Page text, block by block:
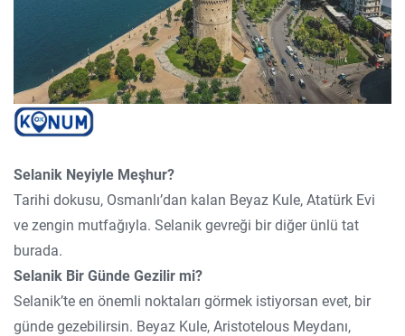
Selanik Neyiyle Meşhur?
Tarihi dokusu, Osmanlı’dan kalan Beyaz Kule, Atatürk Evi
ve zengin mutfağıyla. Selanik gevreği bir diğer ünlü tat
burada.
Selanik Bir Günde Gezilir mi?
Selanik’te en önemli noktaları görmek istiyorsan evet, bir
günde gezebilirsin. Beyaz Kule, Aristotelous Meydanı,